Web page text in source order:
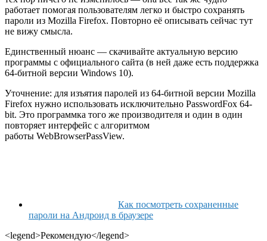
работает помогая пользователям легко и быстро сохранять
пароли из Mozilla Firefox. Повторно её описывать сейчас тут
не вижу смысла.
Единственный нюанс — скачивайте актуальную версию
программы с официального сайта (в ней даже есть поддержка
64-битной версии Windows 10).
Уточнение: для изъятия паролей из 64-битной версии Mozilla
Firefox нужно использовать исключительно PasswordFox 64-
bit. Это программка того же производителя и один в один
повторяет интерфейс с алгоритмом
работы WebBrowserPassView.
Как посмотреть сохраненные
пароли на Андроид в браузере
<legend>Рекомендую</legend>